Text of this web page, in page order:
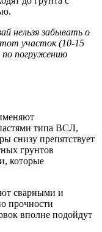
нельзя забывать о
участок (10-15
по погружению
типа ВСЛ,
препятствует
грунтов
которые
сварными и
прочности
вполне подойдут